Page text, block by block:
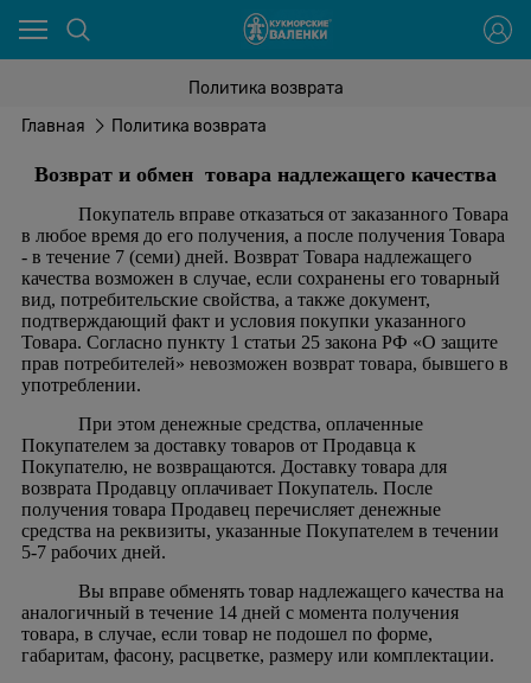
Политика возврата
Главная
Политика возврата
Возврат и обмен товара надлежащего качества
Покупатель вправе отказаться от заказанного Товара
в любое время до его получения, а после получения Товара
- в течение 7 (семи) дней. Возврат Товара надлежащего
качества возможен в случае, если сохранены его товарный
вид, потребительские свойства, а также документ,
подтверждающий факт и условия покупки указанного
Товара. Согласно пункту 1 статьи 25 закона РФ «О защите
прав потребителей» невозможен возврат товара, бывшего в
употреблении.
При этом денежные средства, оплаченные
Покупателем за доставку товаров от Продавца к
Покупателю, не возвращаются. Доставку товара для
возврата Продавцу оплачивает Покупатель. После
получения товара Продавец перечисляет денежные
средства на реквизиты, указанные Покупателем в течении
5-7 рабочих дней.
Вы вправе обменять товар надлежащего качества на
аналогичный в течение 14 дней с момента получения
товара, в случае, если товар не подошел по форме,
габаритам, фасону, расцветке, размеру или комплектации.